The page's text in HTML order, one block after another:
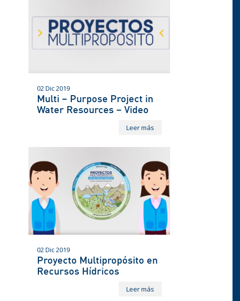
02 Dic 2019
Multi – Purpose Project in
Water Resources – Video
Leer más
02 Dic 2019
Proyecto Multipropósito en
Recursos Hídricos
Leer más